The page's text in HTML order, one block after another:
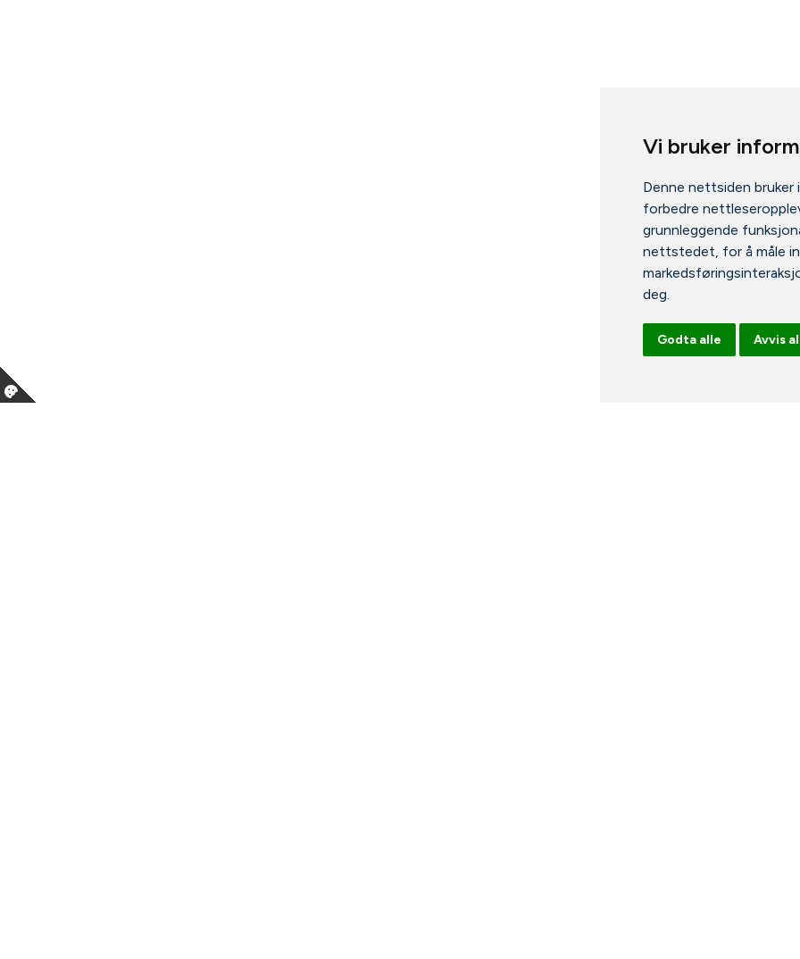
Vi bruker
Denne nettsiden bruker
forbedre
grunnleggende
nettstedet, for å måle
deg.
Godta alle Avvis